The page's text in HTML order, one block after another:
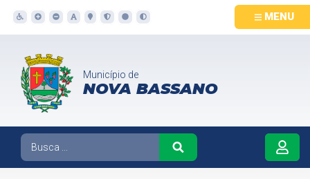
MENU
Município de
NOVA BASSANO